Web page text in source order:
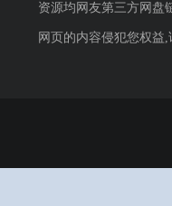
资源均网友第三方网盘
网页的内容侵犯您权益